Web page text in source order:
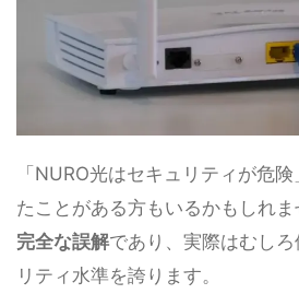
「NURO光はセキュリティが危
たことがある方もいるかもしれ
完全な誤解であり、実際はむし
リティ水準を誇ります。